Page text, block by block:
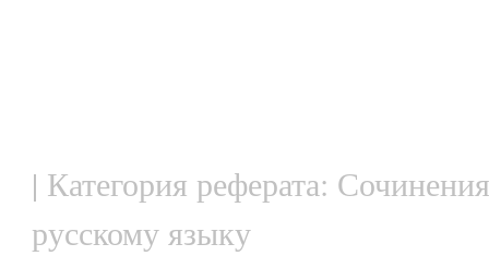
| Категория реферата:
русскому языку